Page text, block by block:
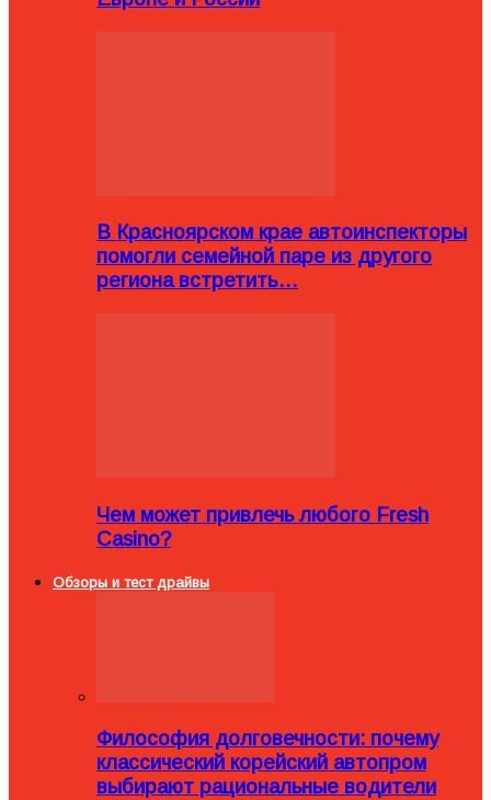
В Красноярском крае автоинспекторы
помогли семейной паре из другого
региона встретить…
Чем может привлечь любого Fresh
Casino?
Обзоры и тест драйвы
Философия долговечности: почему
классический корейский автопром
выбирают рациональные водители